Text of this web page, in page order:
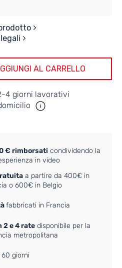
AL CARRELLO
4 giorni lavorativi
€ rimborsati condividendo la
in video
a partire da 400€ in
o 600€ in Belgio
fabbricati in Francia
2 e 4 ratedisponibile per la
metropolitana
giorni